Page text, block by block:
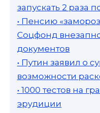
запускать 2 раза
• Пенсию
Соцфонд
документов
• Путин заявил о
возможности
• 1000 тестов на
эрудиции